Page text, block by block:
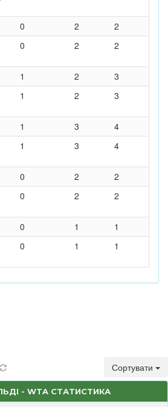
0 2
2
0 2 2
1 2
3
1 2 3
1 3
4
1 3 4
0 2
2
0 2 2
0 1
1
0 1 1
Сортувати
- WTA СТАТИСТИКА